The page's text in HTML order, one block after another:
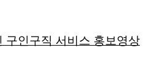
구인구직 서비스 홍보영상